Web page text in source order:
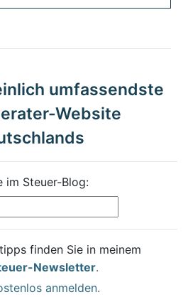
umfassendste
Website
im Steuer-Blog:
finden Sie in meinem
Newsletter.
anmelden.